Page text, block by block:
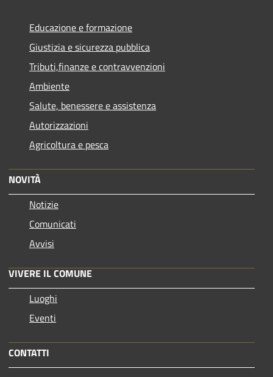
Educazione e formazione
Giustizia e sicurezza pubblica
Tributi,finanze e contravvenzioni
Ambiente
Salute, benessere e assistenza
Autorizzazioni
Agricoltura e pesca
NOVITÀ
Notizie
Comunicati
Avvisi
VIVERE IL COMUNE
Luoghi
Eventi
CONTATTI